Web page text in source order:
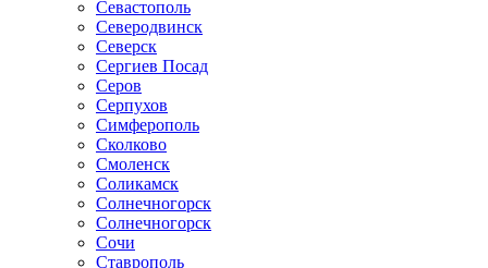
Севастополь
Северодвинск
Северск
Сергиев Посад
Серов
Серпухов
Симферополь
Сколково
Смоленск
Соликамск
Солнечногорск
Солнечногорск
Сочи
Ставрополь